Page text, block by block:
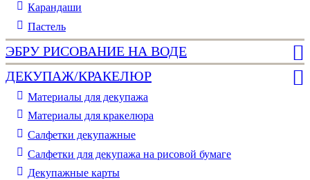
Карандаши
Пастель
ЭБРУ РИСОВАНИЕ НА ВОДЕ
ДЕКУПАЖ/КРАКЕЛЮР
Материалы для декупажа
Материалы для кракелюра
Cалфетки декупажные
Салфетки для декупажа на рисовой бумаге
Декупажные карты